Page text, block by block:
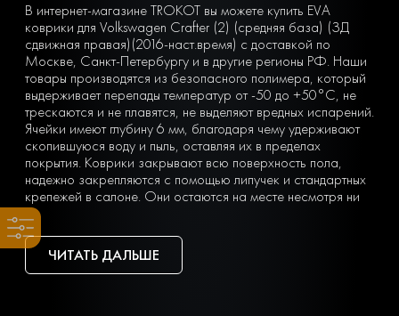
В интернет-магазине TROKOT вы можете купить EVA
коврики для Volkswagen Crafter (2) (средняя база) (ЗД
сдвижная правая)(2016-наст.время) с доставкой по
Москве, Санкт-Петербургу и в другие регионы РФ. Наши
товары производятся из безопасного полимера, который
выдерживает перепады температур от -50 до +50°С, не
трескаются и не плавятся, не выделяют вредных испарений.
Ячейки имеют глубину 6 мм, благодаря чему удерживают
скопившуюся воду и пыль, оставляя их в пределах
покрытия. Коврики закрывают всю поверхность пола,
надежно закрепляются с помощью липучек и стандартных
крепежей в салоне. Они остаются на месте несмотря ни
на что. Вы можете легко почистить коврик, просто вынув
его из машины и встряхнув. При сильных загрязнениях
достаточно «отбить» его струей воды на автомойке или из
дворового шланга.
ЧИТАТЬ ДАЛЬШЕ